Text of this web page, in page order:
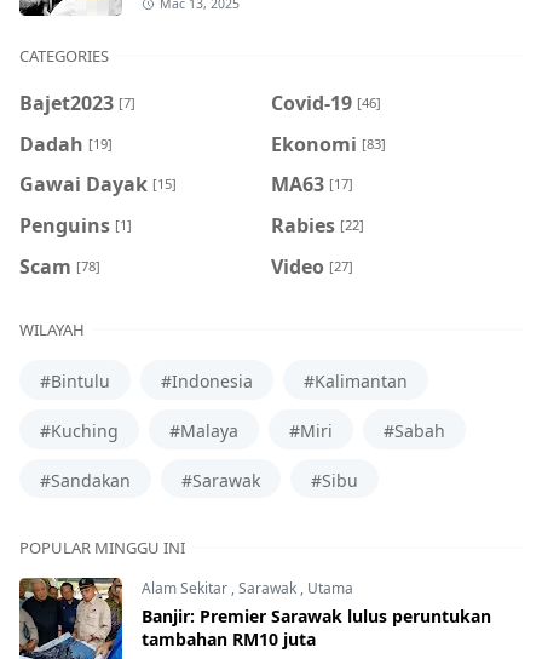
Mac 13, 2025
CATEGORIES
Bajet2023 [7] Covid-19 [46]
Dadah [19] Ekonomi [83]
Gawai Dayak [15] MA63 [17]
Penguins [1] Rabies [22]
Scam [78] Video [27]
WILAYAH
#Bintulu #Indonesia #Kalimantan
#Kuching #Malaya #Miri #Sabah
#Sandakan #Sarawak #Sibu
POPULAR MINGGU INI
Alam Sekitar,Sarawak, Utama
Banjir: Premier Sarawak lulus peruntukan
tambahan RM10 juta